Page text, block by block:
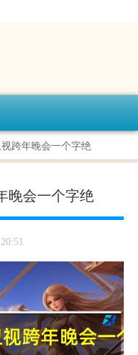
跨年晚会一个字绝
晚会一个字绝